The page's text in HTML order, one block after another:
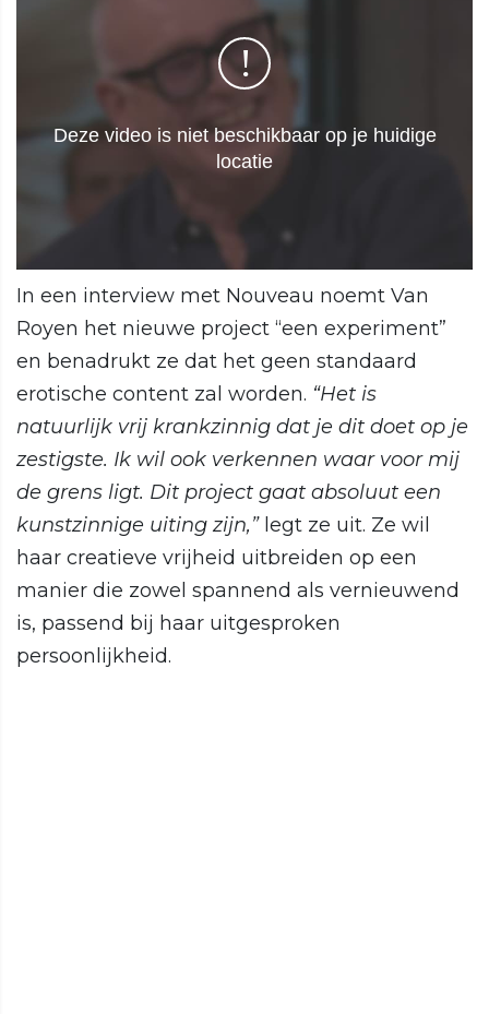
In een interview met Nouveau noemt Van
Royen het nieuwe project “een experiment”
en benadrukt ze dat het geen standaard
erotische content zal worden. “Het is
natuurlijk vrij krankzinnig dat je dit doet op je
zestigste. Ik wil ook verkennen waar voor mij
de grens ligt. Dit project gaat absoluut een
kunstzinnige uiting zijn,”legt ze uit. Ze wil
haar creatieve vrijheid uitbreiden op een
manier die zowel spannend als vernieuwend
is, passend bij haar uitgesproken
persoonlijkheid.